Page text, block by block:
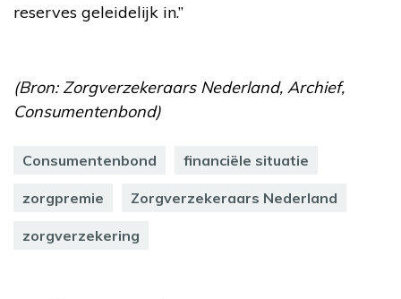
reserves geleidelijk in.”
(Bron: Zorgverzekeraars Nederland, Archief,
Consumentenbond)
Consumentenbond financiële situatie
zorgpremie Zorgverzekeraars Nederland
zorgverzekering